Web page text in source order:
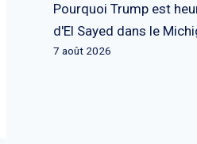
Pourquoi Trump est
d'El Sayed dans le
7 août 2026